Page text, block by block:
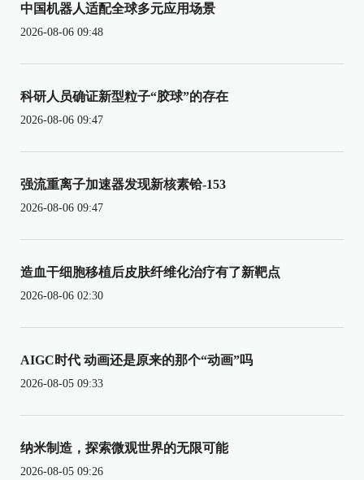
中国机器人适配全球多元应用场景
2026-08-06 09:48
科研人员确证新型粒子“胶球”的存在
2026-08-06 09:47
强流重离子加速器发现新核素铪-153
2026-08-06 09:47
造血干细胞移植后皮肤纤维化治疗有了新靶点
2026-08-06 02:30
AIGC时代 动画还是原来的那个“动画”吗
2026-08-05 09:33
纳米制造，探索微观世界的无限可能
2026-08-05 09:26